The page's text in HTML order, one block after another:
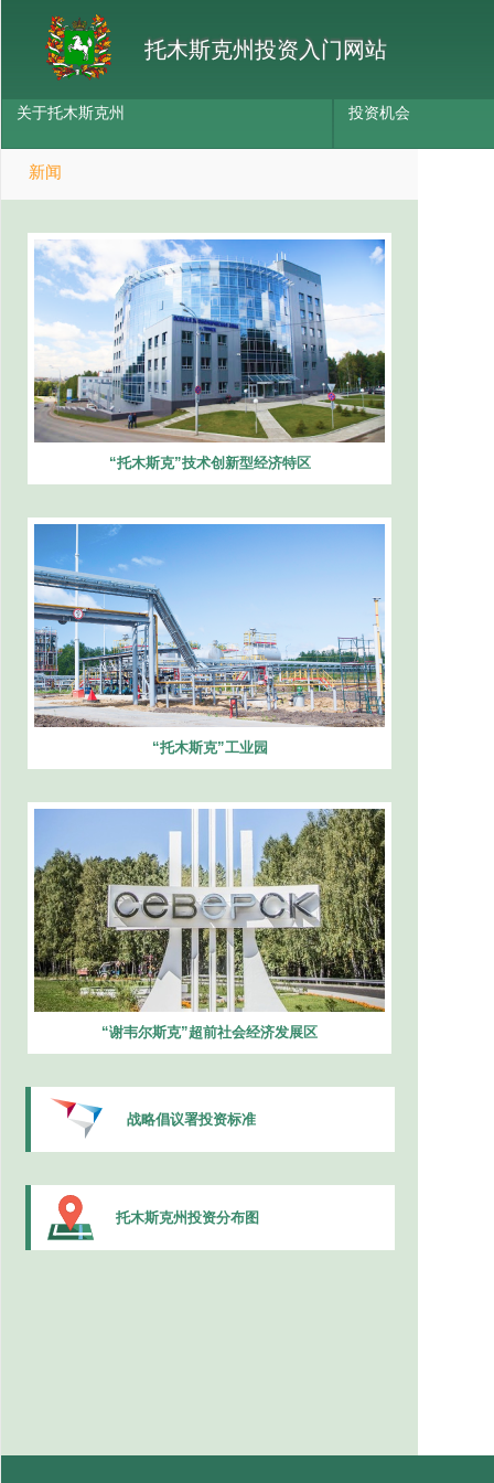
托木斯克州投资入门网站
关于托木斯克州 投资机会
新闻
“托木斯克”技术创新型经济特区
“托木斯克”工业园
“谢韦尔斯克”超前社会经济发展区
战略倡议署投资标准
托木斯克州投资分布图